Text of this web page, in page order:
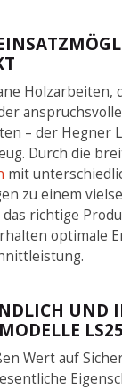
Holzarbeiten,
– der Hegner
Durch die
mit
zu einem
das richtige
optimale
UND
Wert auf